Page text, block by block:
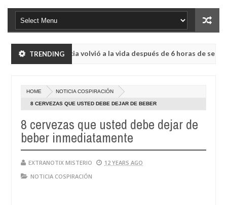
TRENDING
en Francia volvió a la vida después de 6 horas de ser declarado
en Francia volvió a la vida después de 6 horas de ser declarado
HOME NOTICIA COSPIRACIÓN
8 CERVEZAS QUE USTED DEBE DEJAR DE BEBER
8 cervezas que usted debe dejar de
beber inmediatamente
EXTRANOTIX MISTERIO
12 YEARS AGO
NOTICIA COSPIRACIÓN